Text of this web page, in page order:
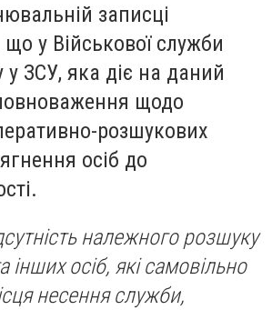
записці
що у Військової служби
у ЗСУ, яка діє на даний
щодо
розшукових
осіб до
належного розшуку
інших осіб, які самовільно
несення служби,